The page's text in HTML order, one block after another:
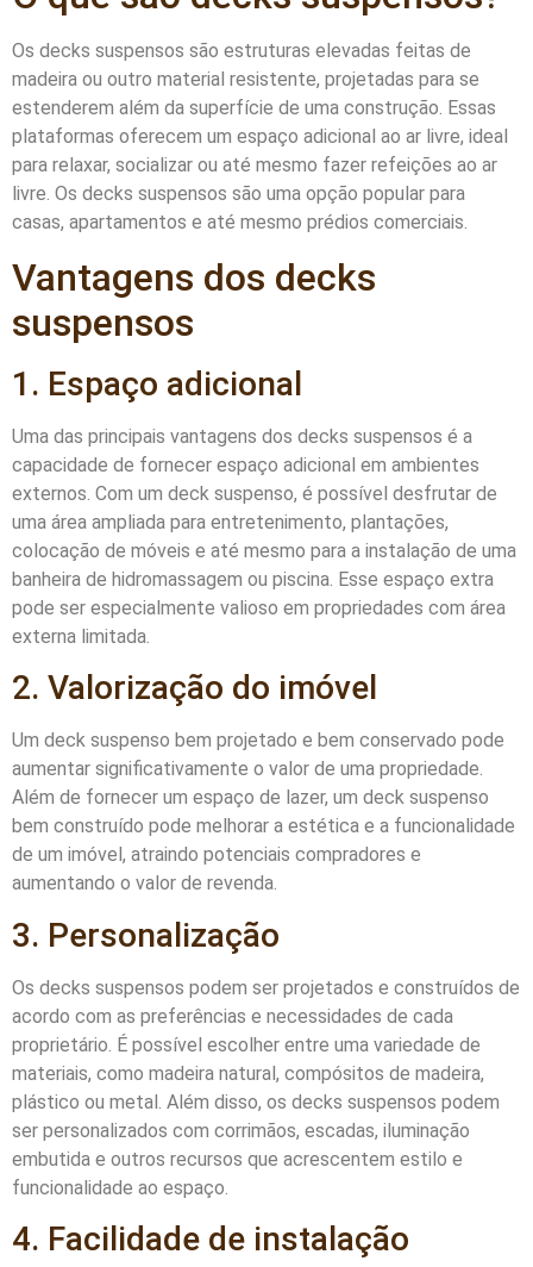
Os decks suspensos são estruturas elevadas feitas de
madeira ou outro material resistente, projetadas para se
estenderem além da superfície de uma construção. Essas
plataformas oferecem um espaço adicional ao ar livre, ideal
para relaxar, socializar ou até mesmo fazer refeições ao ar
livre. Os decks suspensos são uma opção popular para
casas, apartamentos e até mesmo prédios comerciais.
Vantagens dos decks
suspensos
1. Espaço adicional
Uma das principais vantagens dos decks suspensos é a
capacidade de fornecer espaço adicional em ambientes
externos. Com um deck suspenso, é possível desfrutar de
uma área ampliada para entretenimento, plantações,
colocação de móveis e até mesmo para a instalação de uma
banheira de hidromassagem ou piscina. Esse espaço extra
pode ser especialmente valioso em propriedades com área
externa limitada.
2. Valorização do imóvel
Um deck suspenso bem projetado e bem conservado pode
aumentar significativamente o valor de uma propriedade.
Além de fornecer um espaço de lazer, um deck suspenso
bem construído pode melhorar a estética e a funcionalidade
de um imóvel, atraindo potenciais compradores e
aumentando o valor de revenda.
3. Personalização
Os decks suspensos podem ser projetados e construídos de
acordo com as preferências e necessidades de cada
proprietário. É possível escolher entre uma variedade de
materiais, como madeira natural, compósitos de madeira,
plástico ou metal. Além disso, os decks suspensos podem
ser personalizados com corrimãos, escadas, iluminação
embutida e outros recursos que acrescentem estilo e
funcionalidade ao espaço.
4. Facilidade de instalação